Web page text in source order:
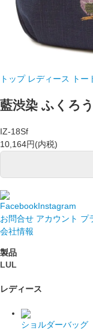
トップ レディース トー
藍渋染 ふくろ
IZ-18Sf
10,164円(内税)
FacebookInstagram
お問合せ アカウント プ
会社情報
製品
LUL
レディース
ショルダーバッグ